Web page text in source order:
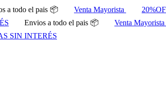
a todo el pais 📦 Venta Mayorista
Envios a todo el pais 📦 Venta Mayorista
SIN INTERÉS